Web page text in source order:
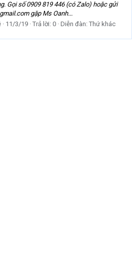
Gọi số 0909 819 446 (có Zalo) hoặc gửi
gặp Ms Oanh...
11/3/19 Trả lời: 0 Diễn đàn: Thứ khác